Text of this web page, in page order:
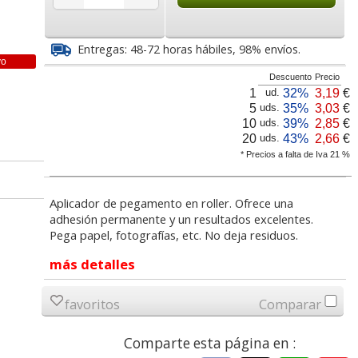
Entregas: 48-72 horas hábiles, 98% envíos.
* Precios a falta de Iva 21 %
Descuento Precio
1 ud. 32% 3,19 €
5 uds. 35% 3,03 €
10 uds. 39% 2,85 €
20 uds. 43% 2,66 €
Aplicador de pegamento en roller. Ofrece una
adhesión permanente y un resultados excelentes.
Pega papel, fotografías, etc. No deja residuos.
más detalles
favoritos Comparar
Comparte esta página en :
20,35 1,17
Cinta adhesiva celo Apli
12x33
0,59 con Iva
Celo cinta adhesiva
doble cara Tesa 15 mm
x10 mts Premium
€
3,34 con Iva
Cartucho HP 304 - 302
N9K06AE
14,87
capacidad deskjet
37,87